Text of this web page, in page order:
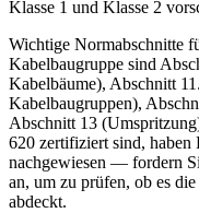
Klasse 1 und Klasse 2
Wichtige Normabschnitte
Kabelbaugruppe sind
Kabelbäume), Abschnitt
Kabelbaugruppen),
Abschnitt 13
620 zertifiziert sind, haben
nachgewiesen — fordern
an, um zu prüfen, ob es
abdeckt.